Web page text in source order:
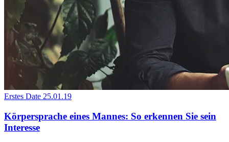
Erstes Date 25.01.19
Körpersprache eines Mannes: So erkennen Sie sein
Interesse